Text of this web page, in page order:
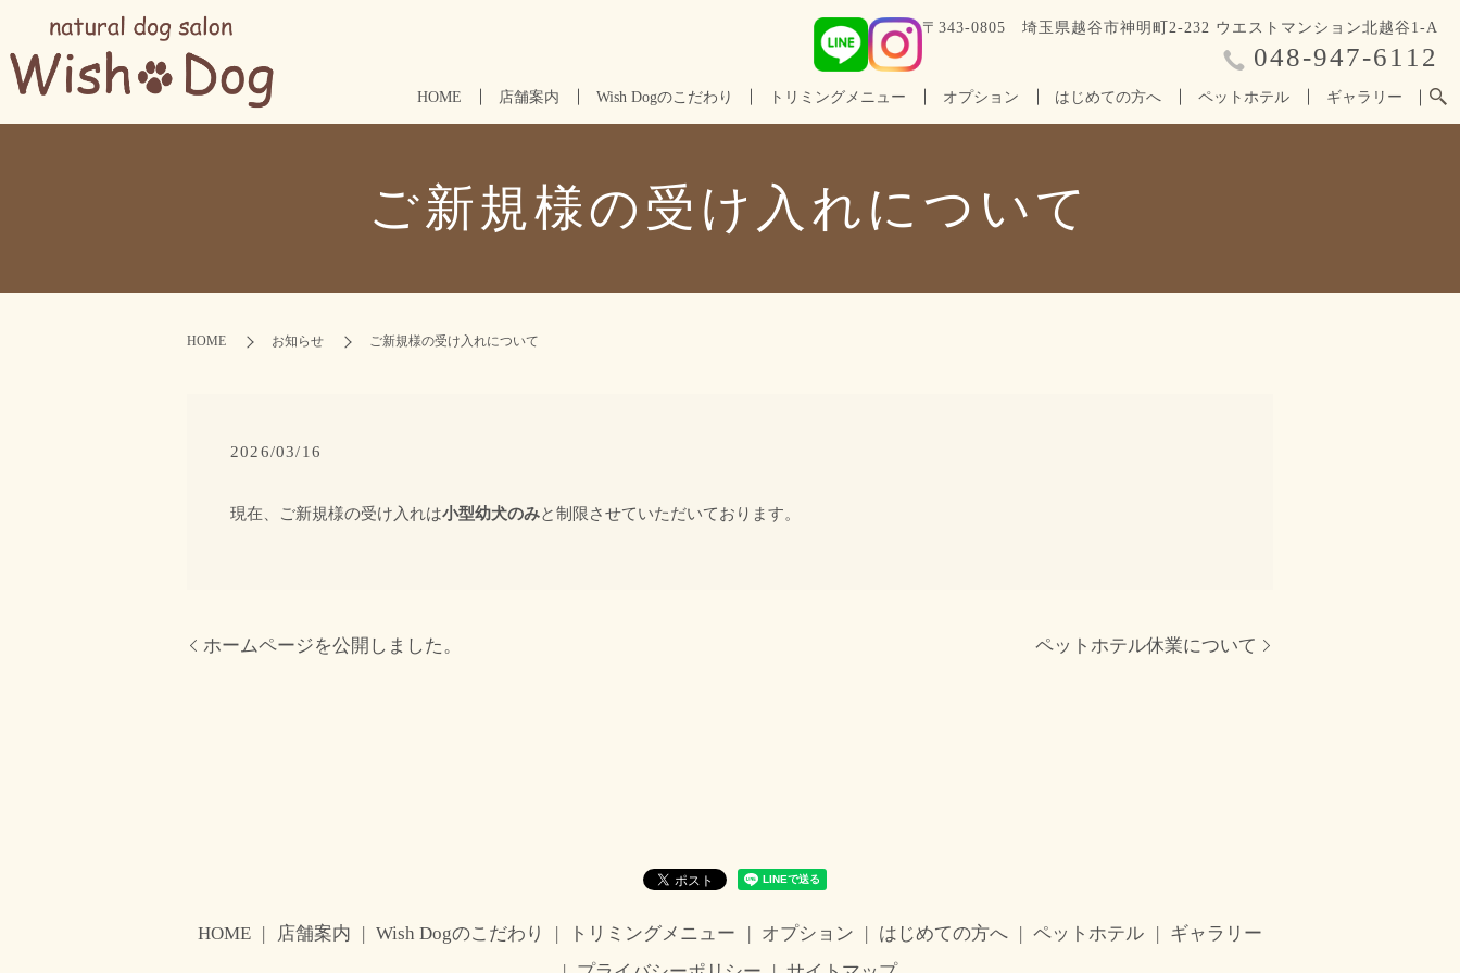
HOME 店舗案内 Wish Dogのこだわり トリミングメニュー オプション はじめての方へ ペットホテル ギャラリー
〒343-0805 埼玉県越谷市神明町2-232 ウエストマンション北越谷1-A
048-947-6112
ご新規様の受け入れについて
HOME お知らせ ご新規様の受け入れについて
2026/03/16
現在、ご新規様の受け入れは小型幼犬のみと制限させていただいております。
ホームページを公開しました。 ペットホテル休業について
HOME 店舗案内 Wish Dogのこだわり トリミングメニュー オプション はじめての方へ ペットホテル
ギャラリー